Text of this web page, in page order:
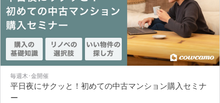
毎週木･金開催
平日夜にサクッと！初めての中古マンション購入セミナ
ー